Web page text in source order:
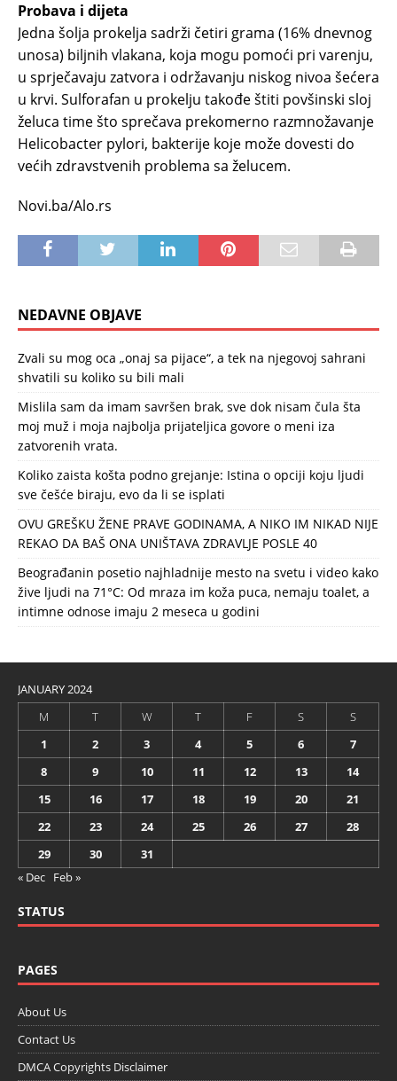
Probava i dijeta
Jedna šolja prokelja sadrži četiri grama (16% dnevnog
unosa) biljnih vlakana, koja mogu pomoći pri varenju,
u sprječavaju zatvora i održavanju niskog nivoa šećera
u krvi. Sulforafan u prokelju takođe štiti povšinski sloj
želuca time što sprečava prekomerno razmnožavanje
Helicobacter pylori, bakterije koje može dovesti do
većih zdravstvenih problema sa želucem.
Novi.ba/Alo.rs
NEDAVNE OBJAVE
Zvali su mog oca „onaj sa pijace“, a tek na njegovoj sahrani
shvatili su koliko su bili mali
Mislila sam da imam savršen brak, sve dok nisam čula šta
moj muž i moja najbolja prijateljica govore o meni iza
zatvorenih vrata.
Koliko zaista košta podno grejanje: Istina o opciji koju ljudi
sve češće biraju, evo da li se isplati
OVU GREŠKU ŽENE PRAVE GODINAMA, A NIKO IM NIKAD NIJE
REKAO DA BAŠ ONA UNIŠTAVA ZDRAVLJE POSLE 40
Beograđanin posetio najhladnije mesto na svetu i video kako
žive ljudi na 71°C: Od mraza im koža puca, nemaju toalet, a
intimne odnose imaju 2 meseca u godini
JANUARY 2024
M
T W T F S
S
1
2 3 4 5 6
7
8
9 10 11 12 13
14
15
16 17 18 19 20
21
22
23 24 25 26 27
28
29
30
31
« Dec Feb »
STATUS
PAGES
About Us
Contact Us
DMCA Copyrights Disclaimer